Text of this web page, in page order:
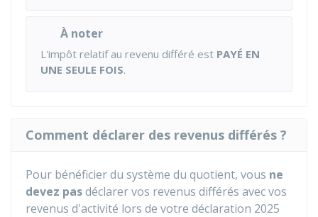
À noter
L'impôt relatif au revenu différé est PAYÉ EN
UNE SEULE FOIS.
Comment déclarer des revenus différés ?
Pour bénéficier du système du quotient, vous ne
devez pasdéclarer vos revenus différés avec vos
revenus d'activité lors de votre déclaration 2025